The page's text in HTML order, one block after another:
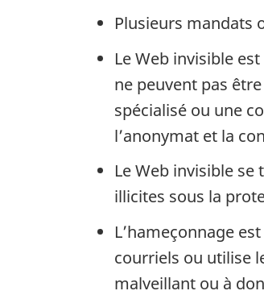
Plusieurs mandats
Le Web invisible
ne peuvent pas
spécialisé ou une
l’anonymat et la
Le Web invisible
illicites sous la
L’hameçonnage
courriels ou utilise
malveillant ou à